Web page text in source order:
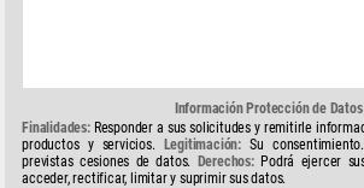
Información Protección de Datos
Finalidades:Responder a sus solicitudes y remitirle
productos y servicios.
Legitimación: Su consentimiento.
previstas cesiones de datos.
Derechos:Podrá ejercer
acceder, rectificar, limitar y suprimir sus datos.